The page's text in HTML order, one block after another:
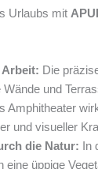
Urlaubs mit
Arbeit: Die
und
Amphitheater
und visueller
die Natur: In
eine üppige